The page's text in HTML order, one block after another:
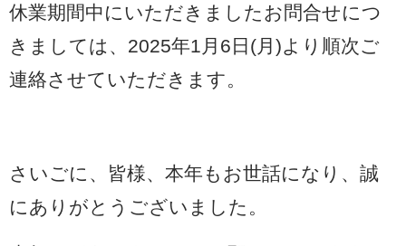
休業期間中にいただきましたお問合せにつ
きましては、2025年1月6日(月)より順次ご
連絡させていただきます。
さいごに、皆様、本年もお世話になり、誠
にありがとうございました。